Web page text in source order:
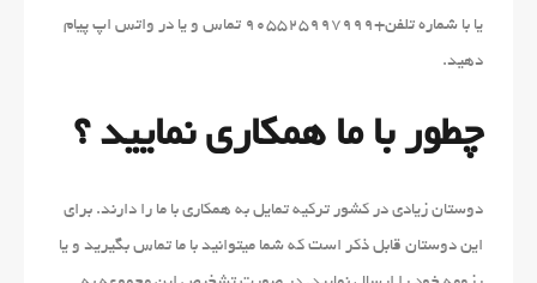
یا با شماره تلفن+905525997999 تماس و یا در واتس اپ پیام
دهید.
چطور با ما همکاری نمایید ؟
دوستان زیادی در کشور ترکیه تمایل به همکاری با ما را دارند. برای
این دوستان قابل ذکر است که شما میتوانید با ما تماس بگیرید و یا